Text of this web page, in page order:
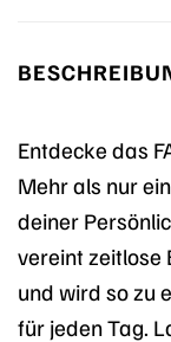
Entdecke das
Mehr als nur
deiner
vereint zeitlose
und wird so zu
für jeden Tag.